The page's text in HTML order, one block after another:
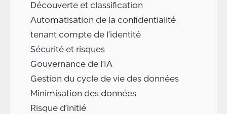
Découverte et classification
Automatisation de la confidentialité
tenant compte de l'identité
Sécurité et risques
Gouvernance de l'IA
Gestion du cycle de vie des données
Minimisation des données
Risque d'initié